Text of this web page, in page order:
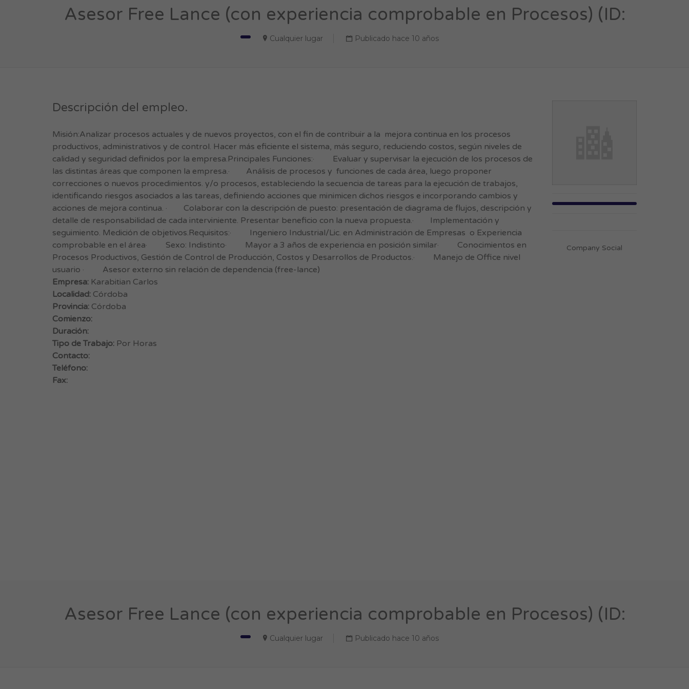
Asesor Free Lance (con experiencia comprobable en Procesos) (ID:
Cualquier lugar Publicado hace 10 años
Descripción del empleo.
Misión:Analizar procesos actuales y de nuevos proyectos, con el fin de contribuir a la mejora continua en los procesos
productivos, administrativos y de control. Hacer más eficiente el sistema, más seguro, reduciendo costos, según niveles de
calidad y seguridad definidos por la empresa.Principales Funciones:· Evaluar y supervisar la ejecución de los procesos de
las distintas áreas que componen la empresa.· Análisis de procesos y funciones de cada área, luego proponer
correcciones o nuevos procedimientos. y/o procesos, estableciendo la secuencia de tareas para la ejecución de trabajos,
identificando riesgos asociados a las tareas, definiendo acciones que minimicen dichos riesgos e incorporando cambios y
acciones de mejora continua. · Colaborar con la descripción de puesto: presentación de diagrama de flujos, descripción y
detalle de responsabilidad de cada interviniente. Presentar beneficio con la nueva propuesta.· Implementación y
seguimiento. Medición de objetivos.Requisitos:· Ingeniero Industrial/Lic. en Administración de Empresas o Experiencia
comprobable en el área· Sexo: Indistinto· Mayor a 3 años de experiencia en posición similar· Conocimientos en
Procesos Productivos, Gestión de Control de Producción, Costos y Desarrollos de Productos.· Manejo de Office nivel
usuario · Asesor externo sin relación de dependencia (free-lance)
Empresa: Karabitian Carlos
Localidad: Córdoba
Provincia: Córdoba
Comienzo:
Duración:
Tipo de Trabajo: Por Horas
Contacto:
Teléfono:
Fax:
Company Social
Asesor Free Lance (con experiencia comprobable en Procesos) (ID:
Cualquier lugar Publicado hace 10 años